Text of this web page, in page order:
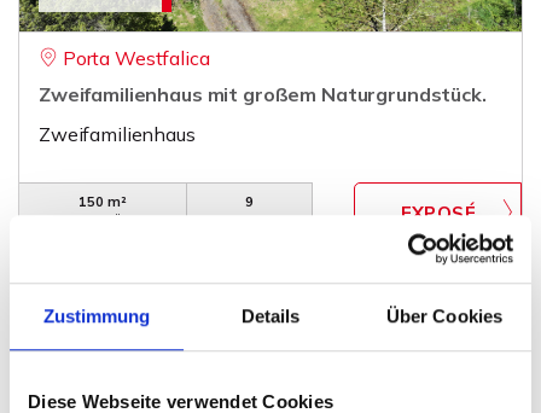
Zustimmung Details Über Cookies
Diese Webseite verwendet Cookies
Porta Westfalica
Zweifamilienhaus mit großem Naturgrundstück.
Zweifamilienhaus
150 m²
9